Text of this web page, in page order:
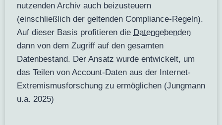
nutzenden Archiv auch beizusteuern
(einschließlich der geltenden Compliance-Regeln).
Auf dieser Basis profitieren die Datengebenden
dann von dem Zugriff auf den gesamten
Datenbestand. Der Ansatz wurde entwickelt, um
das Teilen von Account-Daten aus der Internet-
Extremismusforschung zu ermöglichen (Jungmann
u.a. 2025)